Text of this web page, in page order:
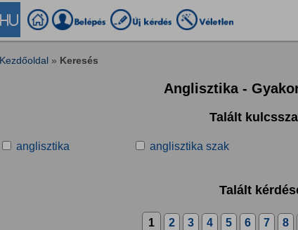
Kezdőoldal » Keresés
Anglisztika -
Talált
anglisztika anglisztika szak
Talált
1 2 3 4 5 6 7 8